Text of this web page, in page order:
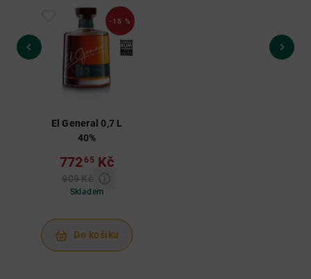
-15 %
El General 0,7 L
40%
77265 Kč
909 Kč
Skladem
Do košíku